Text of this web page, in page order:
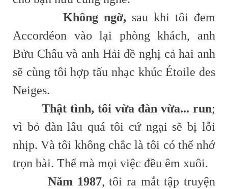
Không ngờ, sau khi tôi đem
Accordéon vào lại phòng khách, anh
Bửu Châu và anh Hải đề nghị cả hai anh
sẽ cùng tôi hợp tấu nhạc khúc Étoile des
Neiges.
Thật tình, tôi vừa đàn vừa... run;
vì bỏ đàn lâu quá tôi cứ ngại sẽ bị lỗi
nhịp. Và tôi không chắc là tôi có thể nhớ
trọn bài. Thế mà mọi việc đều êm xuôi.
Năm 1987, tôi ra mắt tập truyện